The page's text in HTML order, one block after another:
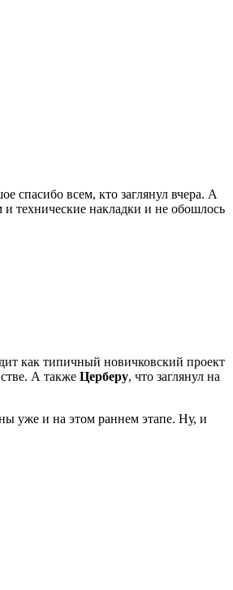
спасибо всем, кто заглянул вчера. А
и технические накладки и не обошлось
как типичный новичковский проект
А также Церберу, что заглянул на
уже и на этом раннем этапе. Ну, и